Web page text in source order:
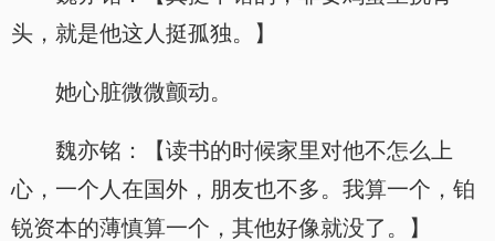
头，就是他这人挺孤独。】
她心脏微微颤动。
魏亦铭：【读书的时候家里对他不怎么上
心，一个人在国外，朋友也不多。我算一个，铂
锐资本的薄慎算一个，其他好像就没了。】